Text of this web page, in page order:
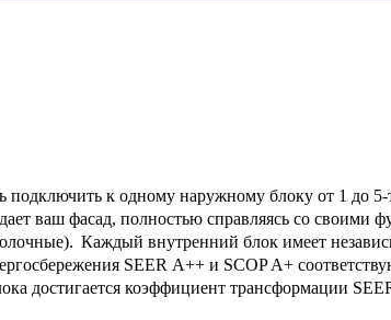
подключить к одному наружному блоку от 1 до
ваш фасад, полностью справляясь со своими
Каждый внутренний блок имеет
SEER А++ и SCOP A+
достигается коэффициент трансформации